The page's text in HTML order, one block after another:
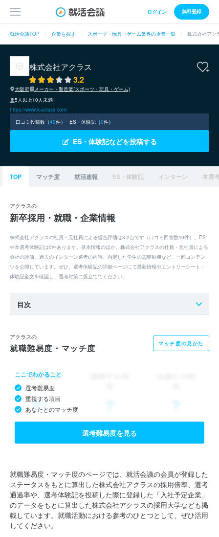
ログイン 無料登録
就活会議TOP 企業を探す スポーツ・玩具・ゲーム業界の企業一覧 株式会社アク
株式会社アクラス
3.2
大阪府
メーカー・製造業(スポーツ・玩具・ゲーム)
5人以上10人未満
https://www.k-aclass.com/
口コミ投稿数（40件） ES・体験記（0件）
ES・体験記などを投稿する
TOP マッチ度 就活速報 ES・体験記 インターン 本選
アクラスの
新卒採用・就職・企業情報
株式会社アクラスの社員・元社員による総合評価は3.2点です（口コミ回答数40件）。ES
や本選考体験記は0件あります。基本情報のほか、株式会社アクラスの社員・元社員による
会社の評価、過去のインターン選考の内容、内定した学生の志望動機など、一部コンテン
ツを公開しています。ぜひ、選考体験記の詳細ページにて最新情報やエントリーシート・
体験記全文を確認し、選考対策に役立ててください。
目次
アクラスの
就職難易度・マッチ度 マッチ度の見かた
ここでわかること
選考難易度
重視する項目
あなたとのマッチ度
選考難易度を見る
就職難易度・マッチ度のページでは、就活会議の会員が登録した
ステータスをもとに算出した株式会社アクラスの採用倍率、選考
通過率や、選考体験記を投稿した際に登録した「入社予定企業」
のデータをもとに算出した株式会社アクラスの採用大学なども掲
載しています。就職活動における参考のひとつとして、ぜひ活用
してください。